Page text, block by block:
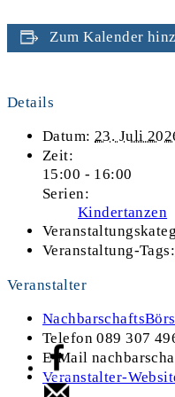
Zum Kalender
Details
Datum: 23. Juli
Zeit:
15:00 - 16:00
Serien:
Kindertanzen
Veranstaltung-Tags:
Veranstalter
Telefon089 307
E-Mail
Veranstalter-